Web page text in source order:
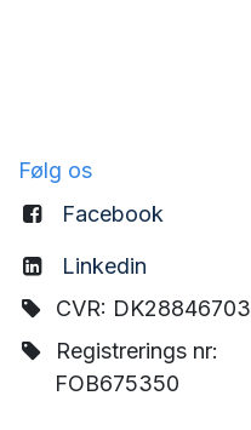
Følg os
Facebook
Linkedin
CVR: DK28846703
Registrerings nr:
FOB675350